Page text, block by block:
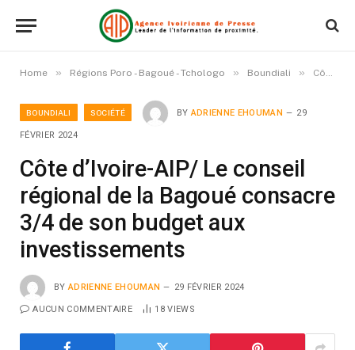
Home » Régions Poro - Bagoué - Tchologo » Boundiali » Côte d’Ivoire-AIP/ Le conseil régional de la Bagoué consacre 3/4 de son budget aux investissements
BOUNDIALI SOCIÉTÉ BY ADRIENNE EHOUMAN 29
FÉVRIER 2024
Côte d’Ivoire-AIP/ Le conseil
régional de la Bagoué consacre
3/4 de son budget aux
investissements
BY ADRIENNE EHOUMAN 29 FÉVRIER 2024
AUCUN COMMENTAIRE 18VIEWS